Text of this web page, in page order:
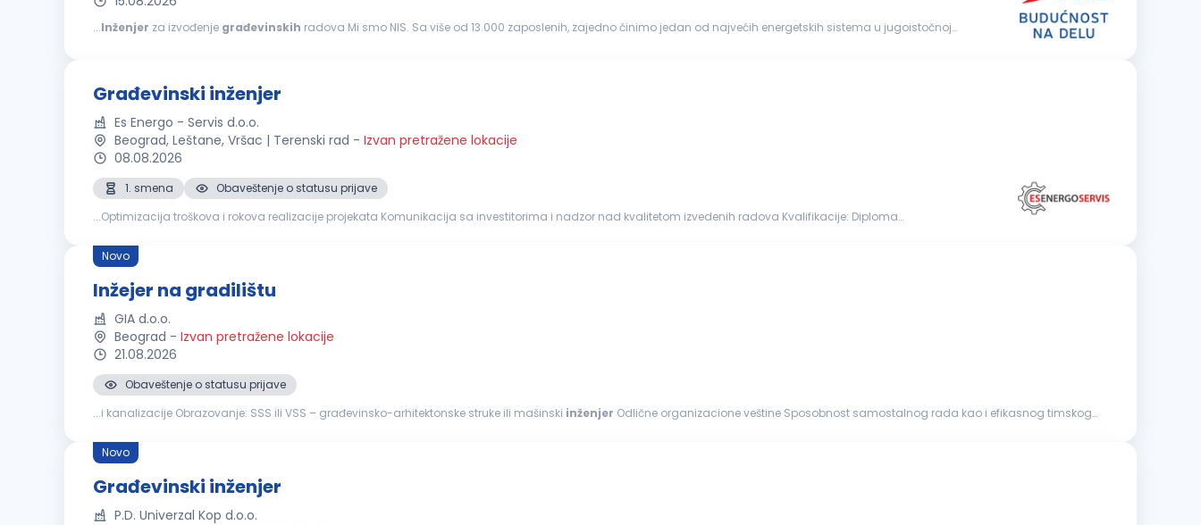
...Inženjer za izvođenje građevinskih radova Mi smo NIS. Sa više od 13.000 zaposlenih, zajedno činimo jedan od najvećih energetskih sistema u jugoistočnoj
Građevinski inženjer
Es Energo - Servis d.o.o.
Beograd, Leštane, Vršac | Terenski rad - Izvan pretražene lokacije
08.08.2026
1. smena
Obaveštenje o statusu prijave
...Optimizacija troškova i rokova realizacije projekata Komunikacija sa investitorima i nadzor nad kvalitetom izvedenih radova Kvalifikacije: Diploma
Novo
Inžejer na gradilištu
GIA d.o.o.
Beograd - Izvan pretražene lokacije
21.08.2026
Obaveštenje o statusu prijave
...i kanalizacije Obrazovanje: SSS ili VSS – građevinsko-arhitektonske struke ili mašinski inženjer Odlične organizacione veštine Sposobnost samostalnog rada kao i efikasnog timskog
Novo
Građevinski inženjer
P.D. Univerzal Kop d.o.o.